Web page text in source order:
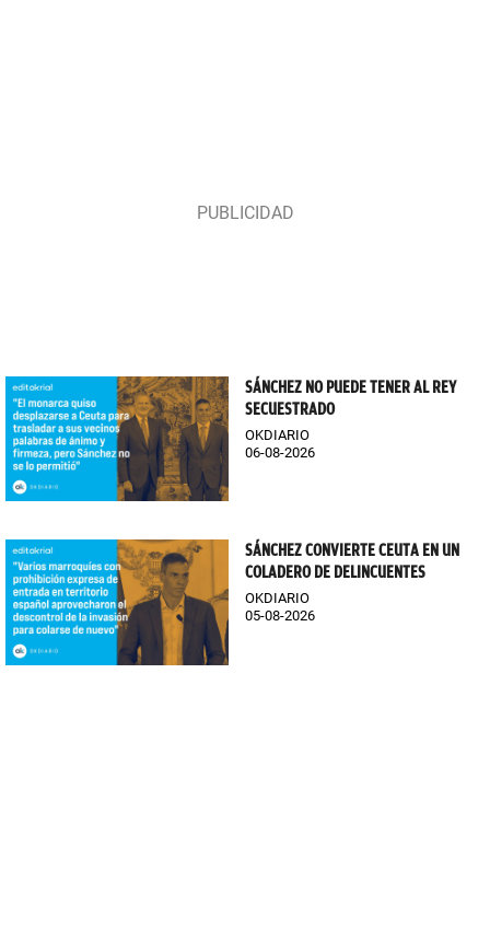
SÁNCHEZ NO PUEDE TENER AL REY
SECUESTRADO
OKDIARIO
06-08-2026
SÁNCHEZ CONVIERTE CEUTA EN UN
COLADERO DE DELINCUENTES
OKDIARIO
05-08-2026